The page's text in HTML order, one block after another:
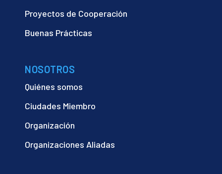
Proyectos de Cooperación
Buenas Prácticas
NOSOTROS
Quiénes somos
Ciudades Miembro
Organización
Organizaciones Aliadas